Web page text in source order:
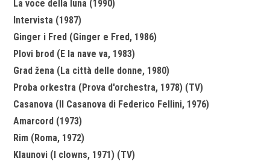
La voce della luna (1990)
Intervista (1987)
Ginger i Fred (Ginger e Fred, 1986)
Plovi brod (E la nave va, 1983)
Grad žena (La città delle donne, 1980)
Proba orkestra (Prova d'orchestra, 1978) (TV)
Casanova (Il Casanova di Federico Fellini, 1976)
Amarcord (1973)
Rim (Roma, 1972)
Klaunovi (I clowns, 1971) (TV)